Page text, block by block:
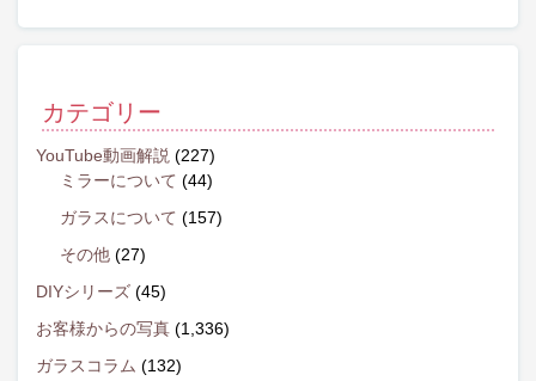
カテゴリー
YouTube動画解説 (227)
ミラーについて (44)
ガラスについて (157)
その他 (27)
DIYシリーズ (45)
お客様からの写真 (1,336)
ガラスコラム (132)